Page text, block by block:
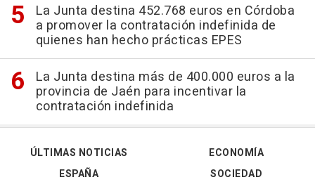
La Junta destina 452.768 euros en Córdoba
a promover la contratación indefinida de
quienes han hecho prácticas EPES
La Junta destina más de 400.000 euros a la
provincia de Jaén para incentivar la
contratación indefinida
ÚLTIMAS NOTICIAS
ESPAÑA
ECONOMÍA
SOCIEDAD